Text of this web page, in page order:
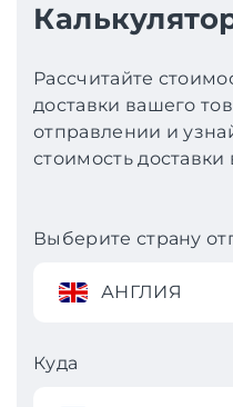
Рассчитайте
доставки вашего
отправлении и
стоимость доставки
Выберите страну
АНГЛИЯ
Куда